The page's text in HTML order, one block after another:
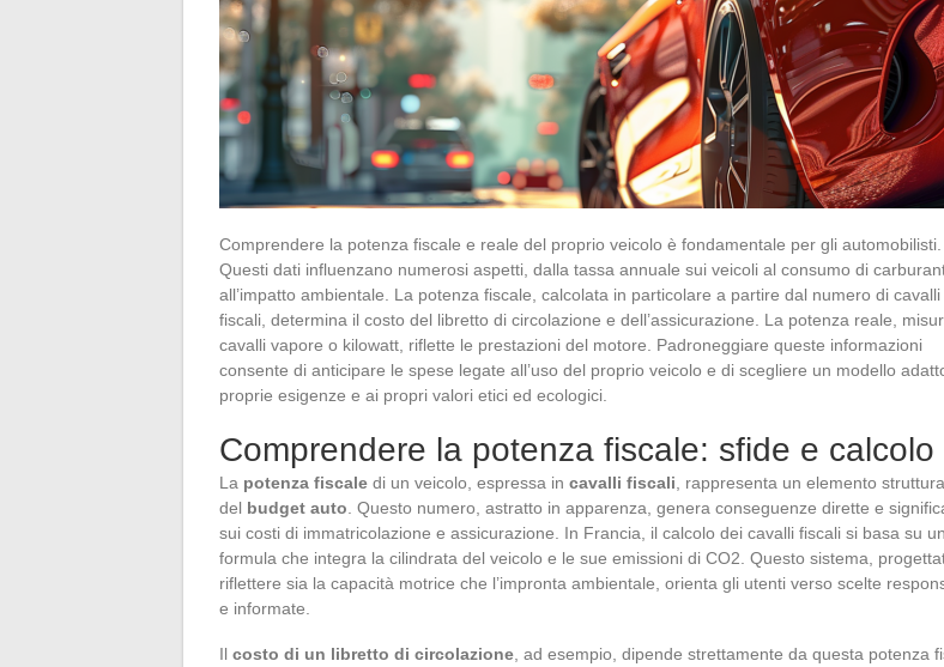
Comprendere la potenza fiscale e reale del proprio veicolo è fondamentale per gli automobilisti.
Questi dati influenzano numerosi aspetti, dalla tassa annuale sui veicoli al consumo di
all’impatto ambientale. La potenza fiscale, calcolata in particolare a partire dal numero di cavalli
fiscali, determina il costo del libretto di circolazione e dell’assicurazione. La potenza reale,
cavalli vapore o kilowatt, riflette le prestazioni del motore. Padroneggiare queste informazioni
consente di anticipare le spese legate all’uso del proprio veicolo e di scegliere un modello
proprie esigenze e ai propri valori etici ed ecologici.
Comprendere la potenza fiscale: sfide e calcolo
La potenza fiscale di un veicolo, espressa in cavalli fiscali , rappresenta un elemento
del budget auto . Questo numero, astratto in apparenza, genera conseguenze dirette e
sui costi di immatricolazione e assicurazione. In Francia, il calcolo dei cavalli fiscali si basa su
formula che integra la cilindrata del veicolo e le sue emissioni di CO2. Questo sistema,
riflettere sia la capacità motrice che l’impronta ambientale, orienta gli utenti verso scelte
e informate.
Il costo di un libretto di circolazione , ad esempio, dipende strettamente da questa potenza